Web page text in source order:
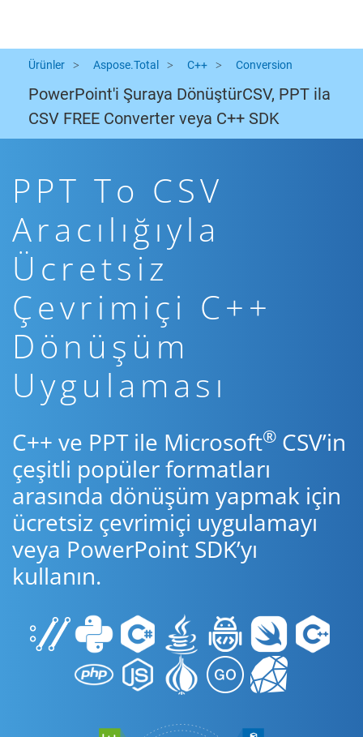
Ürünler Aspose.Total C++ Conversion
PowerPoint'i Şuraya DönüştürCSV, PPT ila
CSV FREE Converter veya C++ SDK
PPT To CSV
Aracılığıyla
Ücretsiz
Çevrimiçi C++
Dönüşüm
Uygulaması
C++ ve PPT ile Microsoft® CSV’in
çeşitli popüler formatları
arasında dönüşüm yapmak için
ücretsiz çevrimiçi uygulamayı
veya PowerPoint SDK’yı
kullanın.